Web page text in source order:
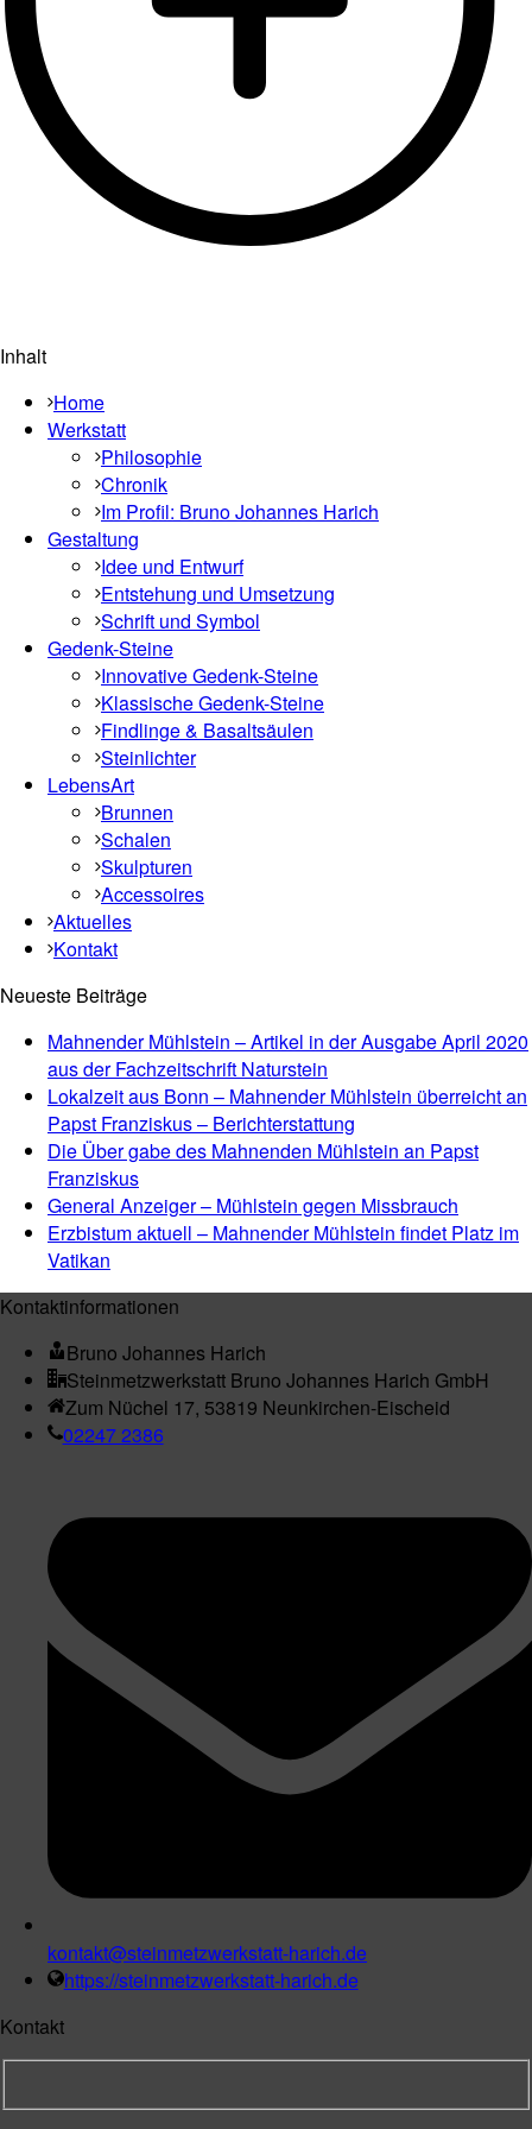
Inhalt
Home
Werkstatt
Philosophie
Chronik
Im Profil: Bruno Johannes Harich
Gestaltung
Idee und Entwurf
Entstehung und Umsetzung
Schrift und Symbol
Gedenk-Steine
Innovative Gedenk-Steine
Klassische Gedenk-Steine
Findlinge & Basaltsäulen
Steinlichter
LebensArt
Brunnen
Schalen
Skulpturen
Accessoires
Aktuelles
Kontakt
Neueste Beiträge
Mahnender Mühlstein – Artikel in der Ausgabe April 2020
aus der Fachzeitschrift Naturstein
Lokalzeit aus Bonn – Mahnender Mühlstein überreicht an
Papst Franziskus – Berichterstattung
Die Über gabe des Mahnenden Mühlstein an Papst
Franziskus
General Anzeiger – Mühlstein gegen Missbrauch
Erzbistum aktuell – Mahnender Mühlstein findet Platz im
Vatikan
Kontaktinformationen
Bruno Johannes Harich
Steinmetzwerkstatt Bruno Johannes Harich GmbH
Zum Nüchel 17, 53819 Neunkirchen-Eischeid
02247 2386
kontakt@steinmetzwerkstatt-harich.de
https://steinmetzwerkstatt-harich.de
Kontakt